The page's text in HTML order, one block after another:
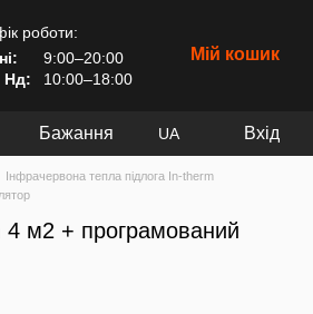
роботи:
9:00–20:00
Нд:
10:00–18:00
Мій кошик
Бажання UA Вхід
Інфрачервона тепла підлога In-therm
4 м2 + програмований